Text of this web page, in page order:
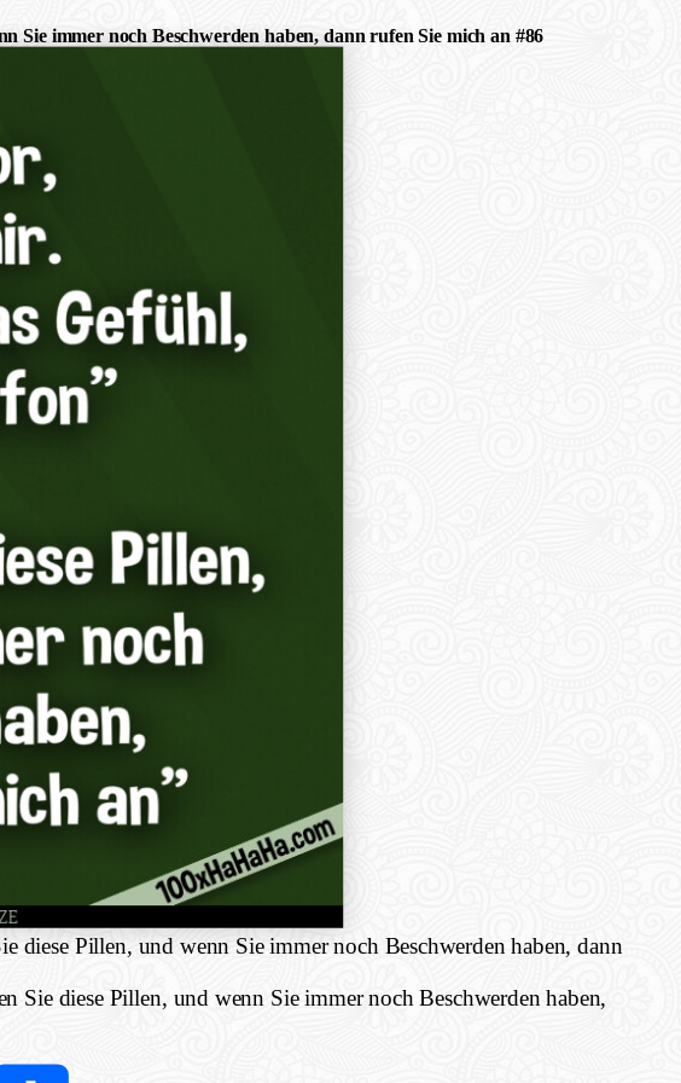
Sie immer noch Beschwerden haben, dann rufen Sie mich an #86
diese Pillen, und wenn Sie immer noch Beschwerden haben, dann
Sie diese Pillen, und wenn Sie immer noch Beschwerden haben,
Share